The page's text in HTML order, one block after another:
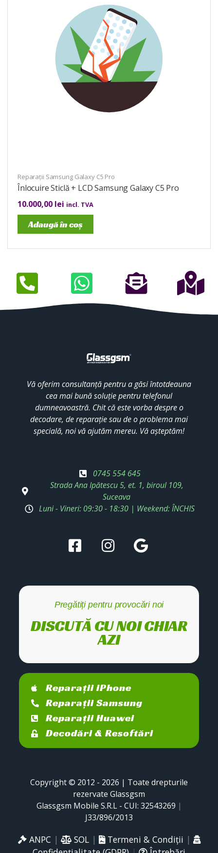
Reparații Samsung Galaxy C5 Pro
Înlocuire Sticlă + LCD Samsung Galaxy C5 Pro
10.000,00 lei incl. TVA
Adaugă în coș
Vă oferim consultanță pentru a găsi întotdeauna
cea mai bună soluție pentru telefonul
dumneavoastră. Chit că este vorba despre o
decodare, de reparație sau de o problema mai
specială, noi vă ajutăm mereu. Vă așteptăm!
0745 554 645
Strada Ana Ipătescu 5, et. 1, biroul 109,
Suceava
Luni - Vineri: 09:30 - 18:30 | Weekend: ÎNCHIS
Pregătiți pentru provocări noi
DISCUTĂ CU NOI CHIAR
AZI
Reparații iPhone
Reparații Samsung
Reparații Huawei
Decodări & Resoftări
Copyright © 2012 - 2026 | Toate drepturile
rezervate Glassgsm
Glassgsm Mobile S.R.L - CUI: 32543269 |
J33/896/2013
ANPC | SOL| Termeni & Condiții |